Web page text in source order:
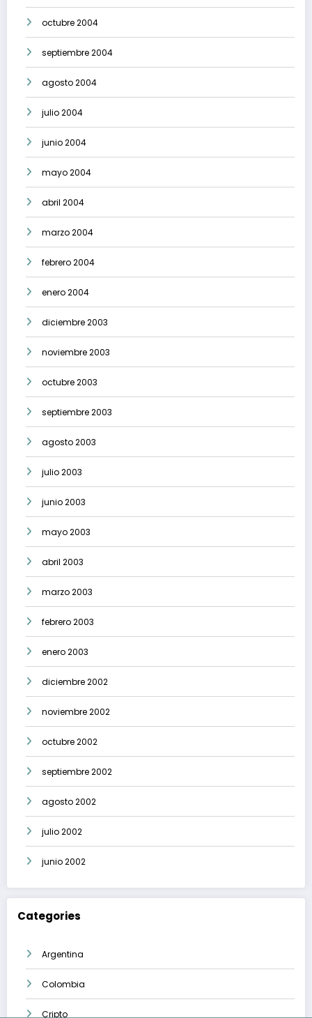
octubre 2004
septiembre 2004
agosto 2004
julio 2004
junio 2004
mayo 2004
abril 2004
marzo 2004
febrero 2004
enero 2004
diciembre 2003
noviembre 2003
octubre 2003
septiembre 2003
agosto 2003
julio 2003
junio 2003
mayo 2003
abril 2003
marzo 2003
febrero 2003
enero 2003
diciembre 2002
noviembre 2002
octubre 2002
septiembre 2002
agosto 2002
julio 2002
junio 2002
Categories
Argentina
Colombia
Cripto